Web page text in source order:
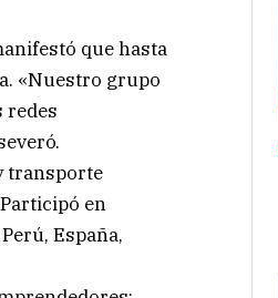
que hasta
«Nuestro grupo
redes
transporte
en
España,